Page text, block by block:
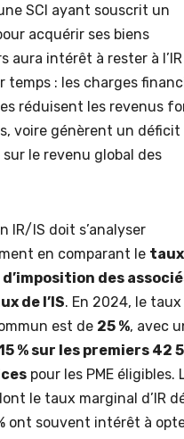
SCI ayant souscrit un
acquérir ses biens
aura intérêt à rester à
temps : les charges
réduisent les revenus
voire génèrent un déficit
le revenu global des
IR/IS doit s’analyser
en comparant le taux
des
de l’IS. En 2024, le taux
est de 25 %, avec
% sur les premiers 42
pour les PME éligibles.
le taux marginal d’IR
ont souvent intérêt à